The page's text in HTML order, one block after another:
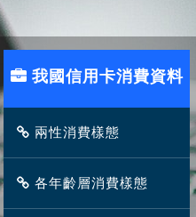
我國信用卡消費資料
兩性消費樣態
各年齡層消費樣態